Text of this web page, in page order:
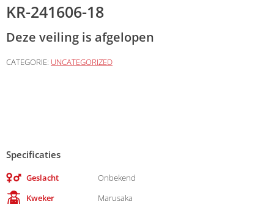
KR-241606-18
Deze veiling is afgelopen
CATEGORIE: UNCATEGORIZED
Specificaties
Geslacht
Onbekend
Kweker
Marusaka